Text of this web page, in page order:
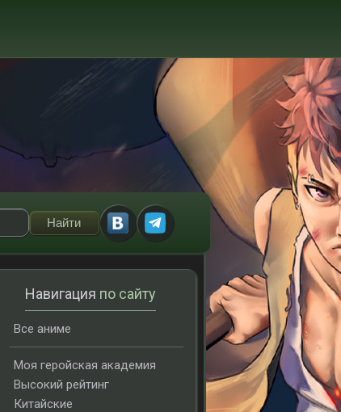
Навигация по сайту
Все аниме
Моя геройская академия
Высокий рейтинг
Китайские